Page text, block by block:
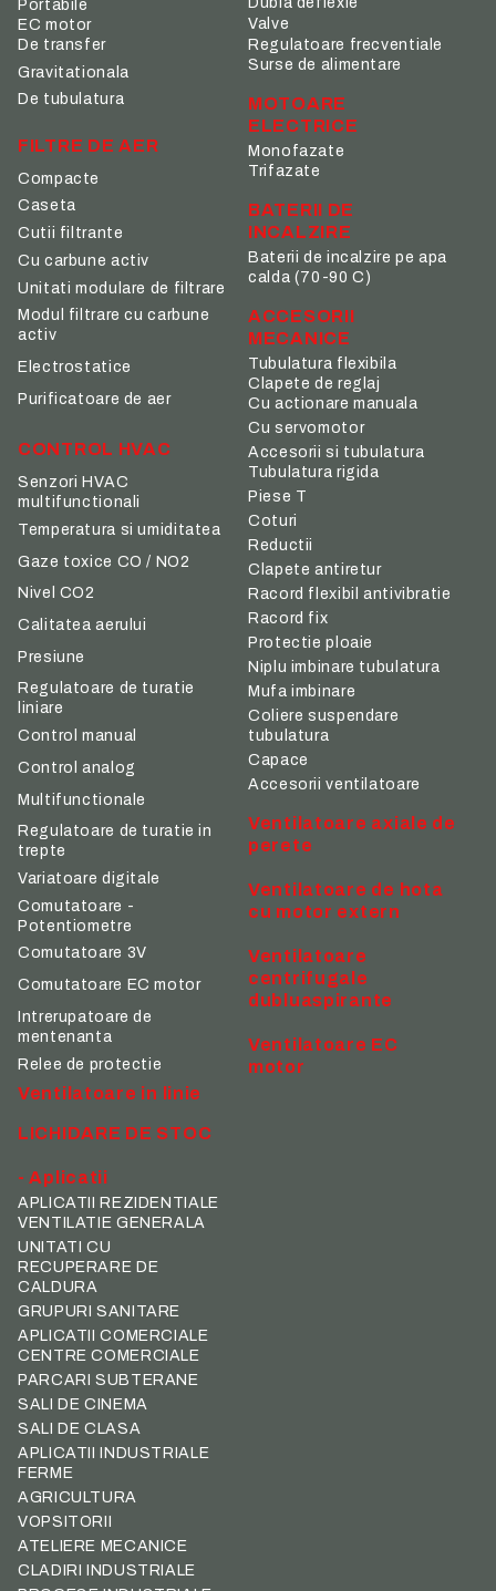
Portabile
EC motor
Valve
De transfer
Gravitationala
De tubulatura
FILTRE DE AER
Compacte
Caseta
Cutii filtrante
Cu carbune activ
Unitati modulare de filtrare
Modul filtrare cu carbune
activ
Electrostatice
Purificatoare de aer
CONTROL HVAC
Senzori HVAC
multifunctionali
Temperatura si umiditatea
Gaze toxice CO / NO2
Nivel CO2
Calitatea aerului
Presiune
Regulatoare de turatie
liniare
Control manual
Control analog
Multifunctionale
Regulatoare de turatie in
trepte
Variatoare digitale
Comutatoare -
Potentiometre
Comutatoare 3V
Comutatoare EC motor
Intrerupatoare de
mentenanta
Relee de protectie
Regulatoare frecventiale
Surse de alimentare
MOTOARE
ELECTRICE
Monofazate
Trifazate
BATERII DE
INCALZIRE
Baterii de incalzire pe apa
calda (70-90 C)
ACCESORII
MECANICE
Tubulatura flexibila
Clapete de reglaj
Cu actionare manuala
Cu servomotor
Accesorii si tubulatura
Tubulatura rigida
Piese T
Coturi
Reductii
Clapete antiretur
Racord flexibil antivibratie
Racord fix
Protectie ploaie
Niplu imbinare tubulatura
Mufa imbinare
Coliere suspendare
tubulatura
Capace
Accesorii ventilatoare
Ventilatoare axiale de
perete
Ventilatoare de hota
cu motor extern
Ventilatoare
centrifugale
dubluaspirante
Ventilatoare EC
motor
Ventilatoare in linie
LICHIDARE DE STOC
- Aplicatii
APLICATII REZIDENTIALE
VENTILATIE GENERALA
UNITATI CU
RECUPERARE DE
CALDURA
GRUPURI SANITARE
APLICATII COMERCIALE
CENTRE COMERCIALE
PARCARI SUBTERANE
SALI DE CINEMA
SALI DE CLASA
APLICATII INDUSTRIALE
FERME
AGRICULTURA
VOPSITORII
ATELIERE MECANICE
CLADIRI INDUSTRIALE